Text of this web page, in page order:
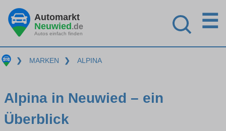
Automarkt
Neuwied.de
Autos einfach finden
☰
❯ MARKEN ❯ ALPINA
Alpina in Neuwied – ein
Überblick